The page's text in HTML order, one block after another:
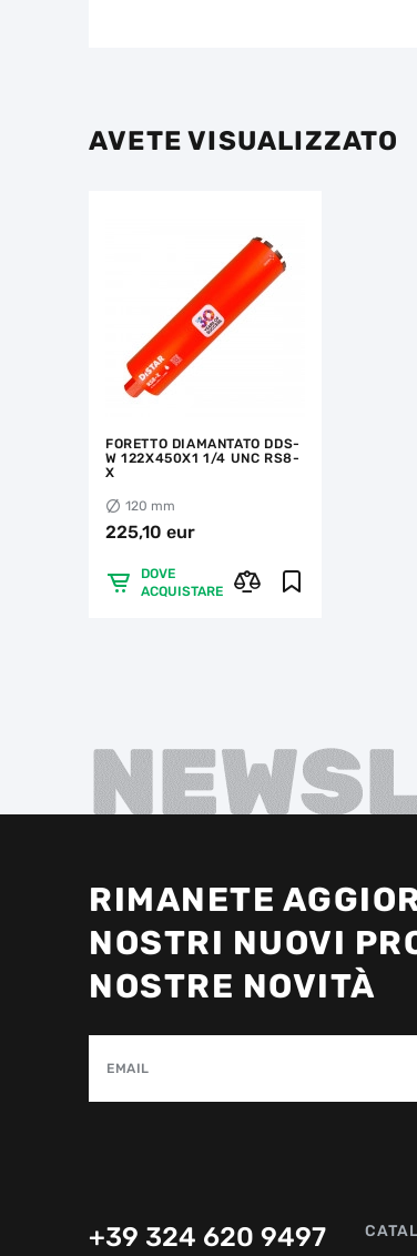
AVETE VISUALIZZATO
FORETTO DIAMANTATO DDS-
W 122X450X1 1/4 UNC RS8-
X
120 mm
225,10 eur
DOVE
ACQUISTARE
RIMANETE
NOSTRI NUOVI
NOSTRE NOVITÀ
EMAIL
+39 324 620 9497